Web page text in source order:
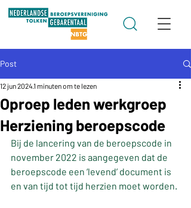
Post
Oproep leden werkgroep
Herziening beroepscode
12 jun 20241 minuten om te lezen
Bij de lancering van de beroepscode in
november 2022 is aangegeven dat de
beroepscode een ‘levend’ document is
en van tijd tot tijd herzien moet worden.